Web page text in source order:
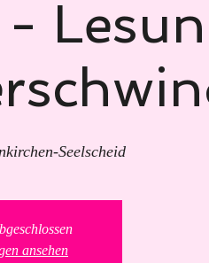
Seelscheid
ansehen